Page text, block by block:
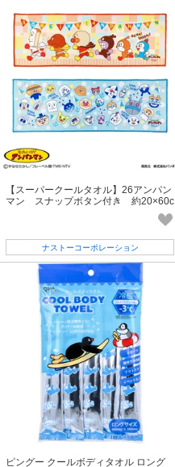
【スーパークールタオル】26アンパン
マン スナップボタン付き 約20×60c
ナストーコーポレーション
ピングー クールボディタオル ロング